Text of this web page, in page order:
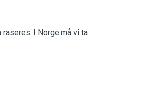
I Norge må vi ta